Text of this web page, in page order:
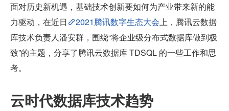
面对历史新机遇，基础技术创新要如何为产业带来新的能
力驱动，在近日
2021腾讯数字生态大会上，腾讯云数据
库技术负责人潘安群，围绕“将企业级分布式数据库做到极
致”的主题，分享了腾讯云数据库 TDSQL 的一些工作和思
考。
云时代数据库技术趋势